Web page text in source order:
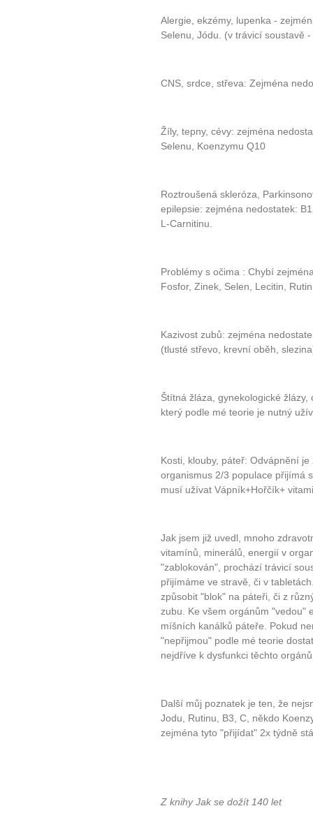
10 tipů
...
Máte pocit, že jste unaveni
Jak mít více energie
Jak vnést do života
Jak být šťastnější
Alergie, ekzémy, lupenka -
Selenu, Jódu. (v trávicí soustavě
CNS, srdce, střeva: Zejména
Žíly, tepny, cévy: zejména
Selenu, Koenzymu Q10
Roztroušená skleróza,
epilepsie: zejména nedostatek:
L-Carnitinu.
Problémy s očima : Chybí
Fosfor, Zinek, Selen, Lecitin,
Kazivost zubů: zejména
(tlusté střevo, krevní oběh,
Štítná žláza, gynekologické
který podle mé teorie je nutný
Kosti, klouby, páteř: Odvápnění
organismus 2/3 populace přijímá
musí užívat Vápník+Hořčík+
Jak jsem již uvedl, mnoho
vitamínů, minerálů, energií v
"zablokován", prochází trávicí
přijímáme ve stravě, či v
způsobit "blok" na páteři, či z
zubu. Ke všem orgánům "vedou"
míšních kanálků páteře. Pokud
"nepřijmou" podle mé teorie
nejdříve k dysfunkci těchto
Další můj poznatek je ten, že
Jodu, Rutinu, B3, C, někdo
zejména tyto "přijídat" 2x týdně
Z knihy Jak se dožít 140 let